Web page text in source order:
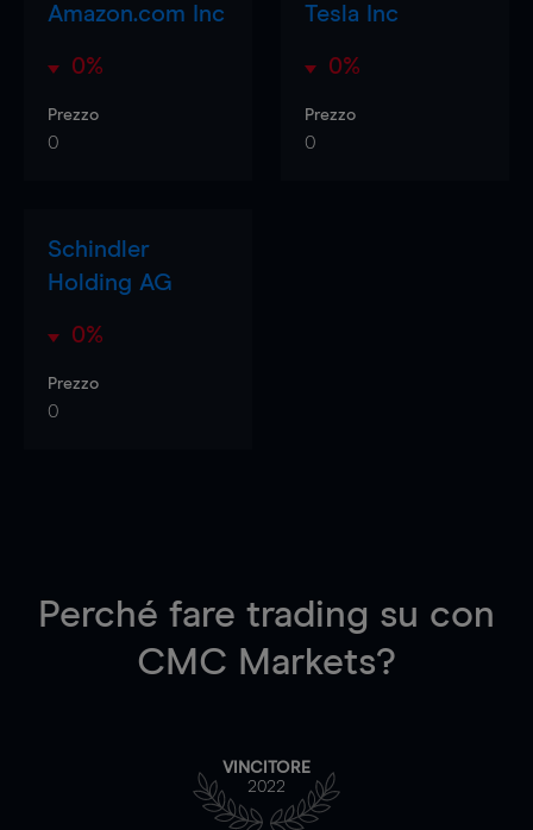
Amazon.com Inc
0%
Prezzo
0
Tesla Inc
0%
Prezzo
0
Schindler
Holding AG
0%
Prezzo
0
Perché fare trading su con
CMC Markets?
VINCITORE
2022